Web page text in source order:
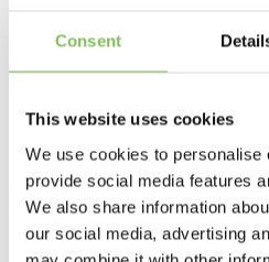
Consent
This website uses cookies
We use cookies to personalise
provide social media features
We also share information
our social media, advertising
RETAIN project
Home>
RETAIN project >
Het RETAIN-project is een project
zeildoeken, duurzame en
recyclen zijn. Het project bevordert
inzameling, hergebruik, reparatie,